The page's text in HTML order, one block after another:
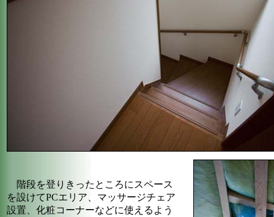
階段を登りきったところにスペース
を設けてPCエリア、マッサージチェア
設置、化粧コーナーなどに使えるよう